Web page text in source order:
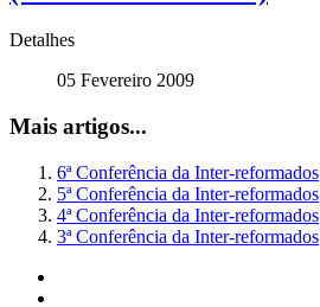
Detalhes
05 Fevereiro 2009
Mais artigos...
6ª Conferência da Inter-reformados
5ª Conferência da Inter-reformados
4ª Conferência da Inter-reformados
3ª Conferência da Inter-reformados